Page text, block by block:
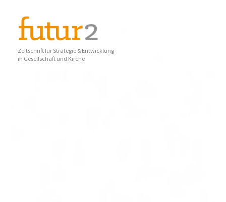
Zeitschrift für Strategie & Entwicklung
in Gesellschaft und Kirche